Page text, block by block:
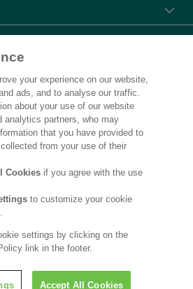
your experience on our website,
ads, and to analyse our traffic.
about your use of our website
analytics partners, who may
that you have provided to
from your use of their
Cookies if you agree with the use
to customize your cookie
settings by clicking on the
link in the footer.
Accept All Cookies